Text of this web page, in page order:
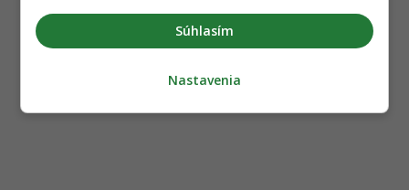
Súhlasím
Nastavenia